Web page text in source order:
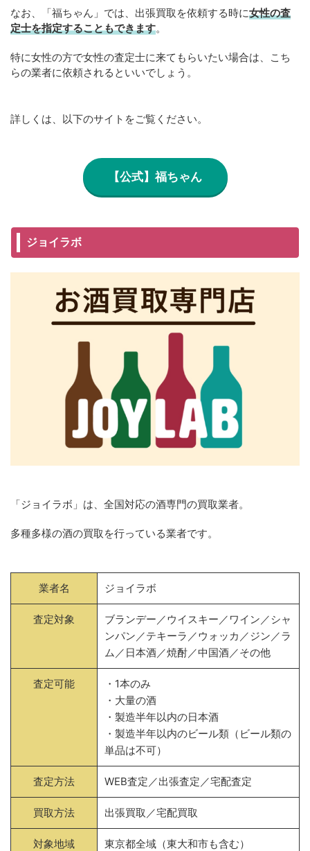
なお、「福ちゃん」では、出張買取を依頼する時に女性の査
定士を指定することもできます。
特に女性の方で女性の査定士に来てもらいたい場合は、こち
らの業者に依頼されるといいでしょう。
詳しくは、以下のサイトをご覧ください。
【公式】福ちゃん
ジョイラボ
「ジョイラボ」は、全国対応の酒専門の買取業者。
多種多様の酒の買取を行っている業者です。
業者名 ジョイラボ
査定対象
ブランデー／ウイスキー／ワイン／シャ
ンパン／テキーラ／ウォッカ／ジン／ラ
ム／日本酒／焼酎／中国酒／その他
査定可能
・1本のみ
・大量の酒
・製造半年以内の日本酒
・製造半年以内のビール類（ビール類の
単品は不可）
査定方法 WEB査定／出張査定／宅配査定
買取方法 出張買取／宅配買取
対象地域 東京都全域（東大和市も含む）